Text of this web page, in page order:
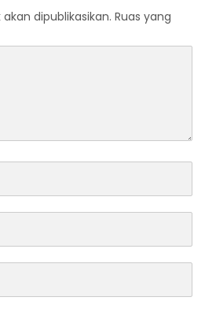
dipublikasikan. Ruas yang